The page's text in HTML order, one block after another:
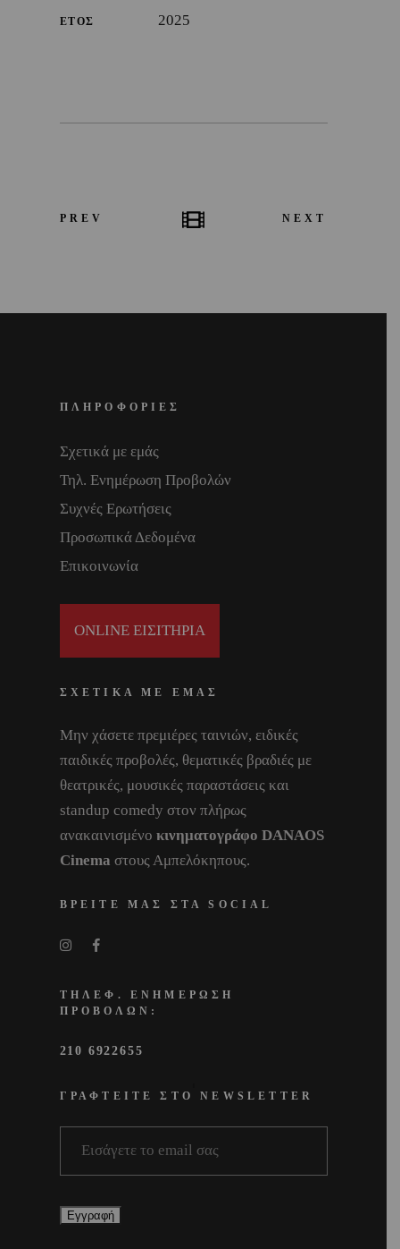
ΕΤΟΣ 2025
PREV NEXT
ΠΛΗΡΟΦΟΡΙΕΣ
Σχετικά με εμάς
Τηλ. Ενημέρωση Προβολών
Συχνές Ερωτήσεις
Προσωπικά Δεδομένα
Επικοινωνία
ONLINE ΕΙΣΙΤΗΡΙΑ
ΣΧΕΤΙΚΑ ΜΕ ΕΜΑΣ
Μην χάσετε πρεμιέρες ταινιών, ειδικές
παιδικές προβολές, θεματικές βραδιές με
θεατρικές, μουσικές παραστάσεις και
standup comedy στον πλήρως
ανακαινισμένο κινηματογράφο DANAOS
Cinema στους Αμπελόκηπους.
ΒΡΕΙΤΕ ΜΑΣ ΣΤΑ SOCIAL
ΤΗΛΕΦ. ΕΝΗΜΕΡΩΣΗ
ΠΡΟΒΟΛΩΝ:
210 6922655
ΓΡΑΦΤΕΙΤΕ ΣΤΟ NEWSLETTER